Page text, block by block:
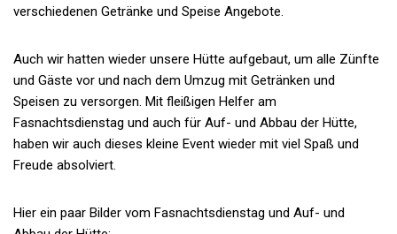
verschiedenen Getränke und Speise Angebote.
Auch wir hatten wieder unsere Hütte aufgebaut, um alle Zünfte
und Gäste vor und nach dem Umzug mit Getränken und
Speisen zu versorgen. Mit fleißigen Helfer am
Fasnachtsdienstag und auch für Auf- und Abbau der Hütte,
haben wir auch dieses kleine Event wieder mit viel Spaß und
Freude absolviert.
Hier ein paar Bilder vom Fasnachtsdienstag und Auf- und